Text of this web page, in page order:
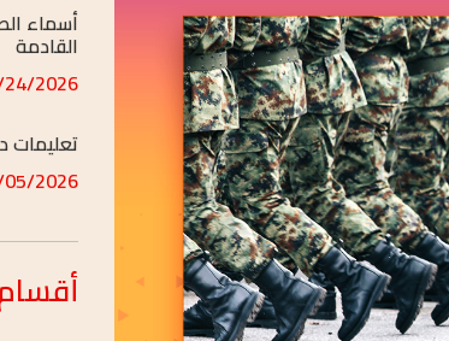
2026/MAR/24
تعليمات
تعليمات